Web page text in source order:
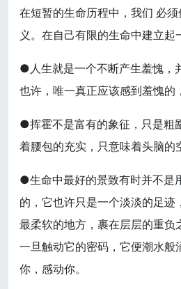
在短暂的生命历程中，我们 必
义。在自己有限的生命中建立起
●人生就是一个不断产生羞愧，
也许，唯一真正应该感到羞愧的
●挥霍不是富有的象征，只是粗
着腰包的充实，只意味着头脑的
●生命中最好的景致有时并不是
的，它也许只是一个淡淡的足迹
最柔软的地方，裹在层层的重负
一旦触动它的密码，它便潮水般
你，感动你。